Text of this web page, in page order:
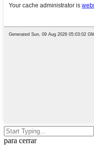
para cerrar